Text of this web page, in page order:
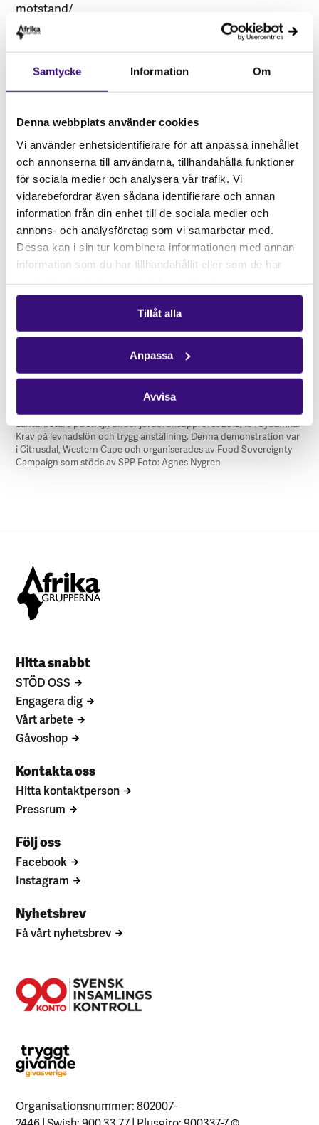
Samtycke Information Om
Denna webbplats använder cookies
Vi använder enhetsidentifierare för att anpassa innehållet
och annonserna till användarna, tillhandahålla funktioner
för sociala medier och analysera vår trafik. Vi
vidarebefordrar även sådana identifierare och annan
information från din enhet till de sociala medier och
annons- och analysföretag som vi samarbetar med.
Dessa kan i sin tur kombinera informationen med annan
information som du har tillhandahållit eller som de har
Tillåt alla
Anpassa
Avvisa
motstand/
Om evenemanget
Datum:30 OKT 2021
Plats:Färnebo Folkhögskola
Stad:Österfärnebo
Lantarbetare på strejk under jordbruksupproret 2012/13 i Sydafrika.
Krav på levnadslön och trygg anställning. Denna demonstration var
i Citrusdal, Western Cape och organiserades av Food Sovereignty
Campaign som stöds avSPP Foto: Agnes Nygren
Hitta snabbt
STÖD OSS
Engagera dig
Vårt arbete
Gåvoshop
Kontakta oss
Hitta kontaktperson
Pressrum
Följ oss
Facebook
Instagram
Nyhetsbrev
Få vårt nyhetsbrev
Organisationsnummer: 802007-